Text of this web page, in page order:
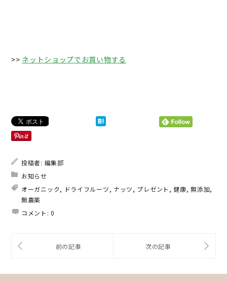
>> ネットショップでお買い物する
投稿者: 編集部
お知らせ
オーガニック, ドライフルーツ, ナッツ, プレゼント ,健康,無添加,
無農薬
コメント:0